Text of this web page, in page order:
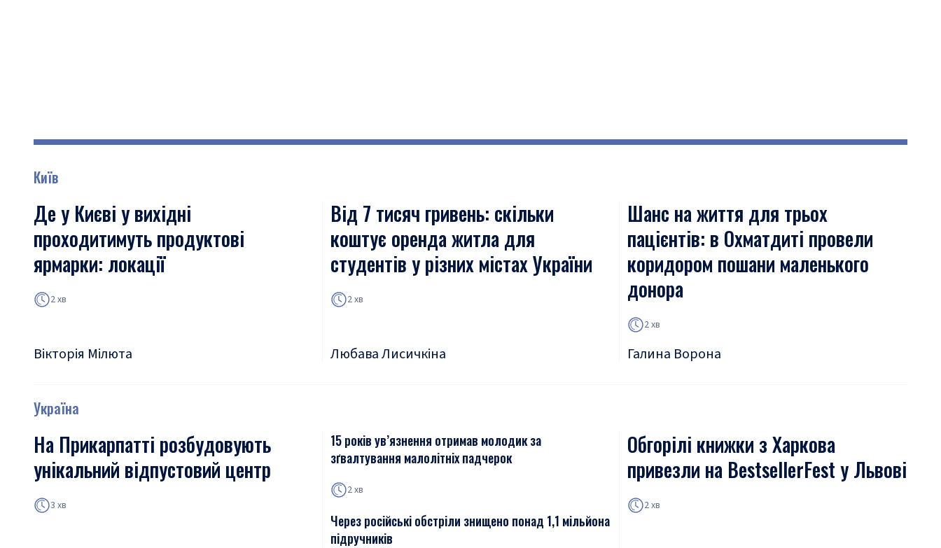
Київ
Де у Києві у вихідні
проходитимуть продуктові
ярмарки: локації
2 хв
Вікторія Мілюта
Від 7 тисяч гривень: скільки
коштує оренда житла для
студентів у різних містах України
2 хв
Любава Лисичкіна
Шанс на життя для трьох
пацієнтів: в Охматдиті провели
коридором пошани маленького
донора
2 хв
Галина Ворона
Україна
На Прикарпатті розбудовують
унікальний відпустовий центр
3 хв
15 років ув’язнення отримав молодик за
зґвалтування малолітніх падчерок
2 хв
Через російські обстріли знищено понад 1,1 мільйона
підручників
Обгорілі книжки з Харкова
привезли на BestsellerFest у Львові
2 хв